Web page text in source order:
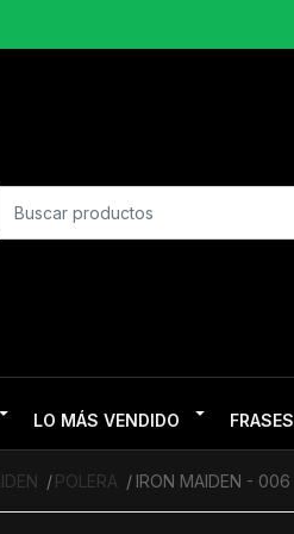
LO MÁS VENDIDO FRASES
POLERA IRON MAIDEN - 006